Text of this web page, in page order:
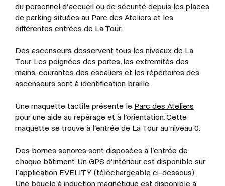
du personnel d’accueil ou de sécurité depuis les places
de parking situées au Parc des Ateliers et les
différentes entrées de La Tour.
Des ascenseurs desservent tous les niveaux de La
Tour. Les poignées des portes, les extremités des
mains-courantes des escaliers et les répertoires des
ascenseurs sont à identification braille.
Une maquette tactile présente le Parc des Ateliers
pour une aide au repérage et à l’orientation. Cette
maquette se trouve à l’entrée de La Tour au niveau 0.
Des bornes sonores sont disposées à l’entrée de
chaque bâtiment. Un GPS d’intérieur est disponible sur
l’application EVELITY (téléchargeable ci-dessous).
Une boucle à induction magnétique est disponible à